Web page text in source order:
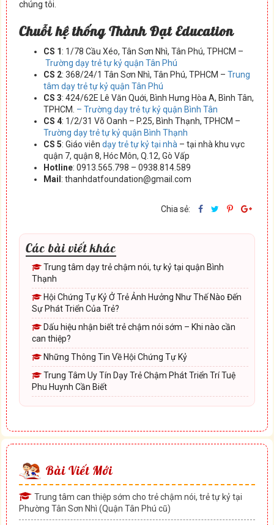
Bài Viết Mới
Trung tâm can thiệp sớm cho trẻ chậm nói, trẻ tự kỷ tại
Phường Tân Sơn Nhì (Quận Tân Phú cũ)
chúng tôi.
Chuỗi hệ thống Thành Đạt Education
CS 1: 1/78 Cầu Xéo, Tân Sơn Nhì, Tân Phú, TPHCM –
Trường dạy trẻ tự kỷ quận Tân Phú
CS 2: 368/24/1 Tân Sơn Nhì, Tân Phú, TPHCM – Trung
tâm dạy trẻ tự kỷ quận Tân Phú
CS 3: 424/62E Lê Văn Quới, Bình Hưng Hòa A, Bình Tân,
TPHCM. – Trường dạy trẻ tự kỷ quận Bình Tân
CS 4: 1/2/31 Võ Oanh – P.25, Bình Thạnh, TPHCM –
Trường dạy trẻ tự kỷ quận Bình Thạnh
CS 5: Giáo viên dạy trẻ tự kỷ tại nhà – tại nhà khu vực
quận 7, quận 8, Hóc Môn, Q.12, Gò Vấp
Hotline: 0913.565.798 – 0938.814.589
Mail: thanhdatfoundation@gmail.com
Chia sẻ:
Các bài viết khác
Trung tâm dạy trẻ chậm nói, tự kỷ tại quận Bình
Thạnh
Hội Chứng Tự Kỷ Ở Trẻ Ảnh Hưởng Như Thế Nào Đến
Sự Phát Triển Của Trẻ?
Dấu hiệu nhận biết trẻ chậm nói sớm – Khi nào cần
can thiệp?
Những Thông Tin Về Hội Chứng Tự Kỷ
Trung Tâm Uy Tín Dạy Trẻ Chậm Phát Triển Trí Tuệ
Phu Huynh Cần Biết